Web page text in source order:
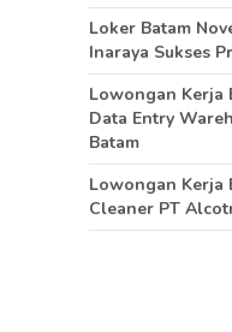
Loker Batam
Inaraya Sukses
Lowongan Kerja
Data Entry
Batam
Lowongan Kerja
Cleaner PT